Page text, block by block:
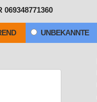
069348771360
UNBEKANNTE